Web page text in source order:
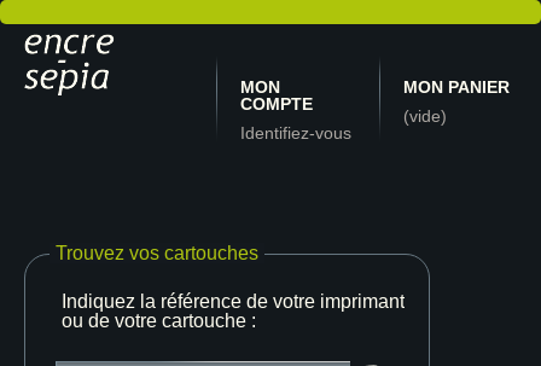
MON
COMPTE
Identifiez-vous
MON PANIER
(vide)
Trouvez vos cartouches
Indiquez la référence de votre imprimante
ou de votre cartouche :